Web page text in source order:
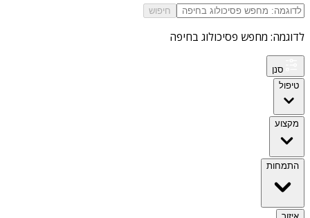
חיפוש
לדוגמה: מחפש פסיכולוג בחיפה
סנן
טיפול
מקצוע
התמחות